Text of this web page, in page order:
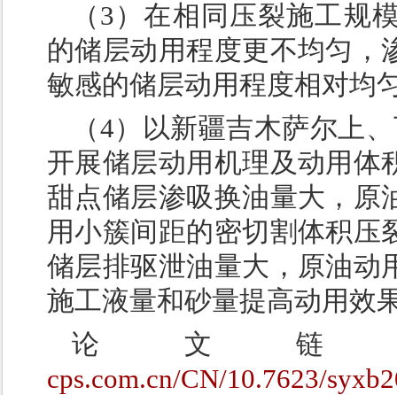
（3）在相同压裂施工规
的储层动用程度更不均匀，
敏感的储层动用程度相对均
（4）以新疆吉木萨尔上
开展储层动用机理及动用体
甜点储层渗吸换油量大，原
用小簇间距的密切割体积压
储层排驱泄油量大，原油动
施工液量和砂量提高动用效
论文
cps.com.cn/CN/10.7623/